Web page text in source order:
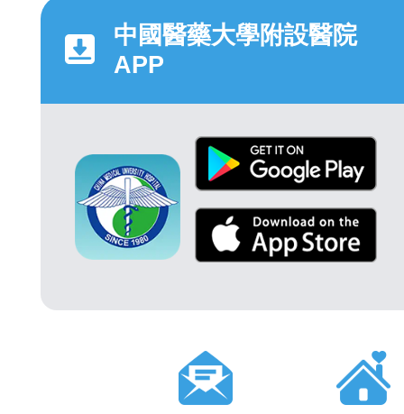
中國醫藥大學附設醫院
APP